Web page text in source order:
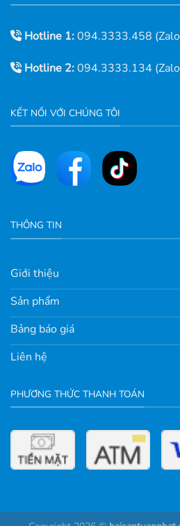
Hotline 1:094.3333.458
Hotline 2:094.3333.134
KẾT NỐI VỚI CHÚNG TÔI
THÔNG TIN
Giới thiệu
Sản phẩm
Bảng báo giá
Liên hệ
PHƯƠNG THỨC THANH TOÁN